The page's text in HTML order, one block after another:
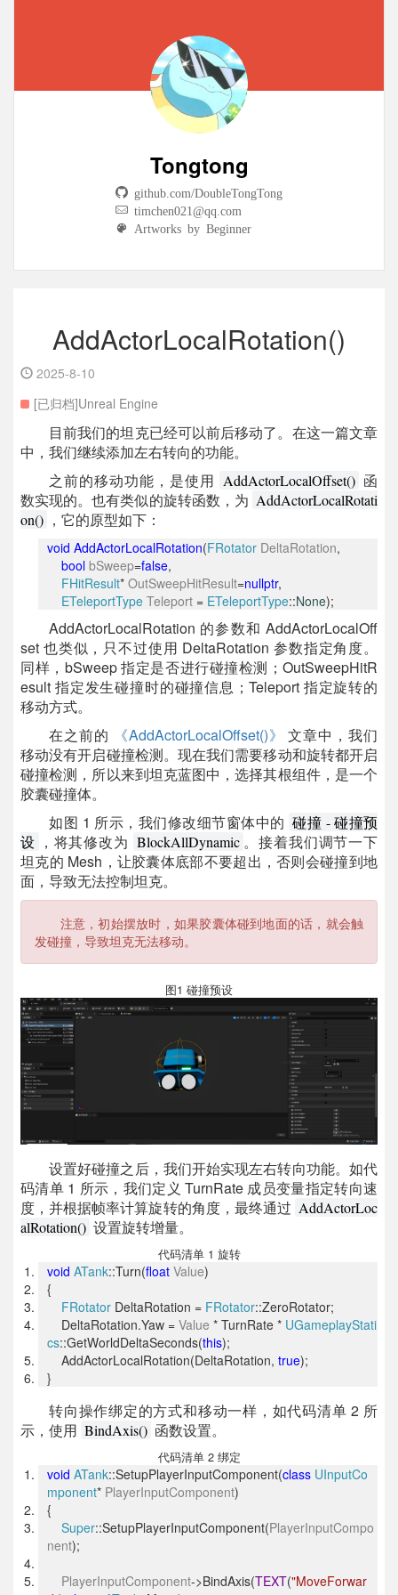
Tongtong
github.com/DoubleTongTong
timchen021@qq.com
Artworks by Beginner
AddActorLocalRotation()
2025-8-10
[已归档]Unreal Engine
目前我们的坦克已经可以前后移动了。在这一篇文章
中，我们继续添加左右转向的功能。
之前的移动功能，是使用 AddActorLocalOffset() 函
数实现的。也有类似的旋转函数，为 AddActorLocalRotati
on() ，它的原型如下：
void AddActorLocalRotation(FRotator DeltaRotation,
bool bSweep=false,
FHitResult* OutSweepHitResult=nullptr,
ETeleportType Teleport = ETeleportType::None);
AddActorLocalRotation 的参数和 AddActorLocalOff
set 也类似，只不过使用 DeltaRotation 参数指定角度。
同样，bSweep 指定是否进行碰撞检测；OutSweepHitR
esult 指定发生碰撞时的碰撞信息；Teleport 指定旋转的
移动方式。
在之前的
《AddActorLocalOffset()》
文章中，我们
移动没有开启碰撞检测。现在我们需要移动和旋转都开启
碰撞检测，所以来到坦克蓝图中，选择其根组件，是一个
胶囊碰撞体。
如图 1 所示，我们修改细节窗体中的 碰撞 - 碰撞预
设 ，将其修改为 BlockAllDynamic 。接着我们调节一下
坦克的 Mesh，让胶囊体底部不要超出，否则会碰撞到地
面，导致无法控制坦克。
注意，初始摆放时，如果胶囊体碰到地面的话，就会触
发碰撞，导致坦克无法移动。
图1 碰撞预设
设置好碰撞之后，我们开始实现左右转向功能。如代
码清单 1 所示，我们定义 TurnRate 成员变量指定转向速
度，并根据帧率计算旋转的角度，最终通过 AddActorLoc
alRotation() 设置旋转增量。
代码清单 1 旋转
void ATank::Turn(float Value)
{
FRotator DeltaRotation = FRotator::ZeroRotator;
DeltaRotation.Yaw = Value * TurnRate * UGameplayStati
cs::GetWorldDeltaSeconds(this);
AddActorLocalRotation(DeltaRotation, true);
}
转向操作绑定的方式和移动一样，如代码清单 2 所
示，使用 BindAxis() 函数设置。
代码清单 2 绑定
void ATank::SetupPlayerInputComponent(class UInputCo
mponent* PlayerInputComponent)
{
Super::SetupPlayerInputComponent(PlayerInputCompo
nent);
PlayerInputComponent->BindAxis(TEXT("MoveForwar